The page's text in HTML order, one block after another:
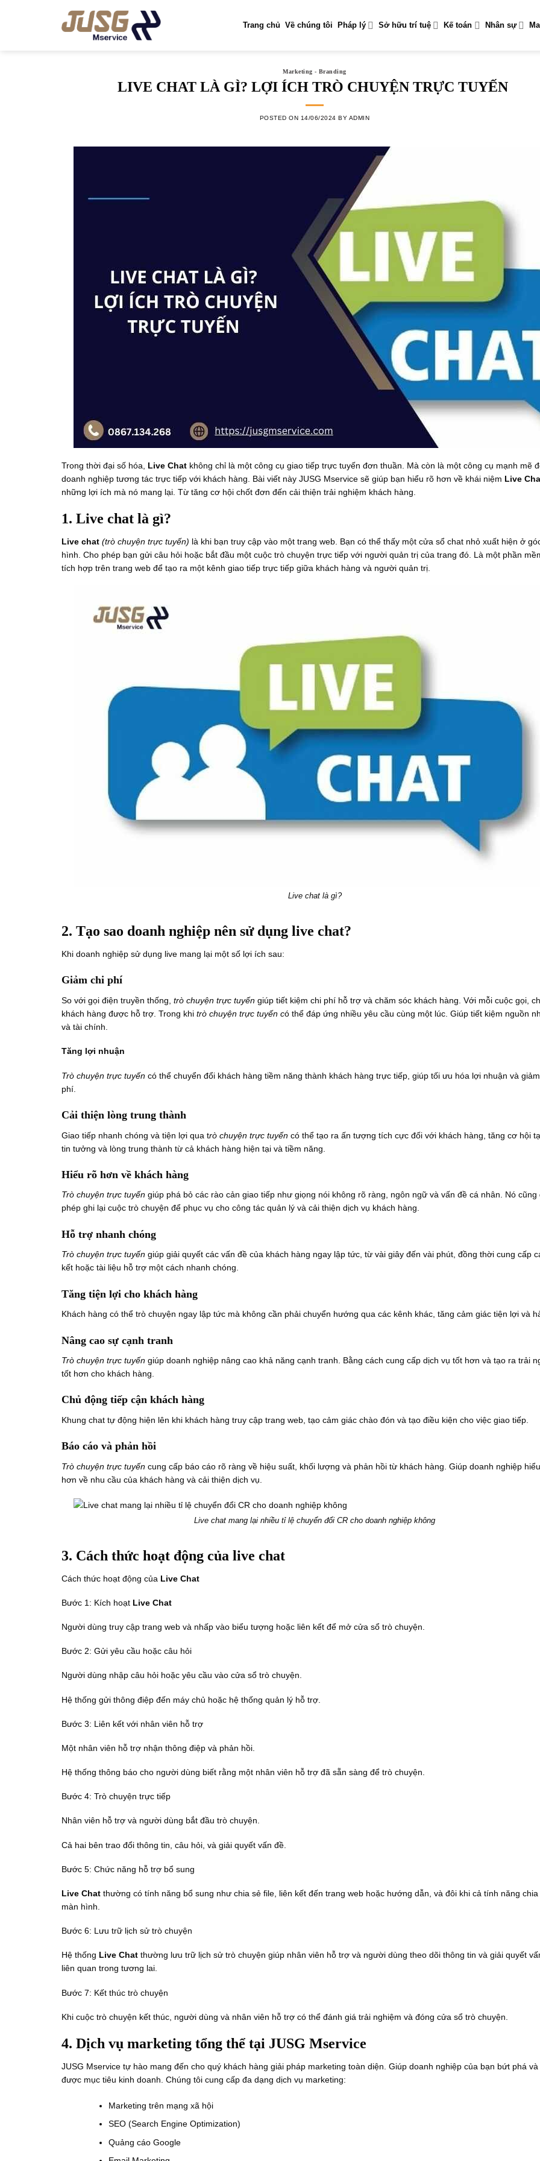
Trang chủ Về chúng tôi Pháp lý Sở hữu trí tuệ Kế toán Nhân sự
Marketing - Branding
LIVE CHAT LÀ GÌ? LỢI ÍCH TRÒ CHUYỆN TRỰC TUYẾN
POSTED ON 14/06/2024 BY ADMIN
Trong thời đại số hóa, Live Chat không chỉ là một công cụ giao tiếp trực tuyến đơn thuần. Mà còn là một công cụ mạnh mẽ
doanh nghiệp tương tác trực tiếp với khách hàng. Bài viết này JUSG Mservice sẽ giúp bạn hiểu rõ hơn về khái niệm Live
những lợi ích mà nó mang lại. Từ tăng cơ hội chốt đơn đến cải thiện trải nghiệm khách hàng.
1. Live chat là gì?
Live chat (trò chuyện trực tuyến) là khi bạn truy cập vào một trang web. Bạn có thể thấy một cửa sổ chat nhỏ xuất hiện ở
hình. Cho phép bạn gửi câu hỏi hoặc bắt đầu một cuộc trò chuyện trực tiếp với người quản trị của trang đó. Là một phần
tích hợp trên trang web để tạo ra một kênh giao tiếp trực tiếp giữa khách hàng và người quản trị.
Live chat là gì?
2. Tạo sao doanh nghiệp nên sử dụng live chat?
Khi doanh nghiệp sử dụng live mang lại một số lợi ích sau:
Giảm chi phí
So với gọi điện truyền thống, trò chuyện trực tuyến giúp tiết kiệm chi phí hỗ trợ và chăm sóc khách hàng. Với mỗi cuộc gọi,
khách hàng được hỗ trợ. Trong khi trò chuyện trực tuyến có thể đáp ứng nhiều yêu cầu cùng một lúc. Giúp tiết kiệm nguồn
và tài chính.
Tăng lợi nhuận
Trò chuyện trực tuyến có thể chuyển đổi khách hàng tiềm năng thành khách hàng trực tiếp, giúp tối ưu hóa lợi nhuận và
phí.
Cải thiện lòng trung thành
Giao tiếp nhanh chóng và tiện lợi qua trò chuyện trực tuyến có thể tạo ra ấn tượng tích cực đối với khách hàng, tăng cơ hội
tin tưởng và lòng trung thành từ cả khách hàng hiện tại và tiềm năng.
Hiểu rõ hơn về khách hàng
Trò chuyện trực tuyến giúp phá bỏ các rào cản giao tiếp như giọng nói không rõ ràng, ngôn ngữ và vấn đề cá nhân. Nó cũng
phép ghi lại cuộc trò chuyện để phục vụ cho công tác quản lý và cải thiện dịch vụ khách hàng.
Hỗ trợ nhanh chóng
Trò chuyện trực tuyến giúp giải quyết các vấn đề của khách hàng ngay lập tức, từ vài giây đến vài phút, đồng thời cung cấp
kết hoặc tài liệu hỗ trợ một cách nhanh chóng.
Tăng tiện lợi cho khách hàng
Khách hàng có thể trò chuyện ngay lập tức mà không cần phải chuyển hướng qua các kênh khác, tăng cảm giác tiện lợi và
Nâng cao sự cạnh tranh
Trò chuyện trực tuyến giúp doanh nghiệp nâng cao khả năng cạnh tranh. Bằng cách cung cấp dịch vụ tốt hơn và tạo ra trải
tốt hơn cho khách hàng.
Chủ động tiếp cận khách hàng
Khung chat tự động hiện lên khi khách hàng truy cập trang web, tạo cảm giác chào đón và tạo điều kiện cho việc giao tiếp.
Báo cáo và phản hồi
Trò chuyện trực tuyến cung cấp báo cáo rõ ràng về hiệu suất, khối lượng và phản hồi từ khách hàng. Giúp doanh nghiệp
hơn về nhu cầu của khách hàng và cải thiện dịch vụ.
Live chat mang lại nhiều tỉ lệ chuyển đổi CR cho doanh nghiệp không
3. Cách thức hoạt động của live chat
Cách thức hoạt động của Live Chat
Bước 1: Kích hoạt Live Chat
Người dùng truy cập trang web và nhấp vào biểu tượng hoặc liên kết để mở cửa sổ trò chuyện.
Bước 2: Gửi yêu cầu hoặc câu hỏi
Người dùng nhập câu hỏi hoặc yêu cầu vào cửa sổ trò chuyện.
Hệ thống gửi thông điệp đến máy chủ hoặc hệ thống quản lý hỗ trợ.
Bước 3: Liên kết với nhân viên hỗ trợ
Một nhân viên hỗ trợ nhận thông điệp và phản hồi.
Hệ thống thông báo cho người dùng biết rằng một nhân viên hỗ trợ đã sẵn sàng để trò chuyện.
Bước 4: Trò chuyện trực tiếp
Nhân viên hỗ trợ và người dùng bắt đầu trò chuyện.
Cả hai bên trao đổi thông tin, câu hỏi, và giải quyết vấn đề.
Bước 5: Chức năng hỗ trợ bổ sung
Live Chat thường có tính năng bổ sung như chia sẻ file, liên kết đến trang web hoặc hướng dẫn, và đôi khi cả tính năng chia
màn hình.
Bước 6: Lưu trữ lịch sử trò chuyện
Hệ thống Live Chat thường lưu trữ lịch sử trò chuyện giúp nhân viên hỗ trợ và người dùng theo dõi thông tin và giải quyết
liên quan trong tương lai.
Bước 7: Kết thúc trò chuyện
Khi cuộc trò chuyện kết thúc, người dùng và nhân viên hỗ trợ có thể đánh giá trải nghiệm và đóng cửa sổ trò chuyện.
4. Dịch vụ marketing tổng thể tại JUSG Mservice
JUSG Mservice tự hào mang đến cho quý khách hàng giải pháp marketing toàn diện. Giúp doanh nghiệp của bạn bứt phá và
được mục tiêu kinh doanh. Chúng tôi cung cấp đa dạng dịch vụ marketing:
Marketing trên mạng xã hội
SEO (Search Engine Optimization)
Quảng cáo Google